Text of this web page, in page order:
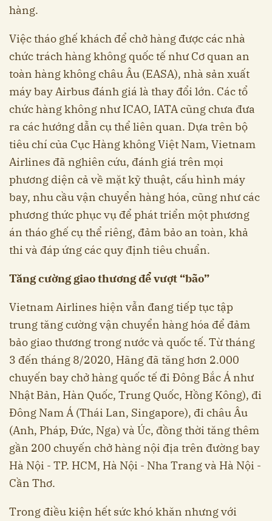
hàng.
Việc tháo ghế khách để chở hàng được các nhà
chức trách hàng không quốc tế như Cơ quan an
toàn hàng không châu Âu (EASA), nhà sản xuất
máy bay Airbus đánh giá là thay đổi lớn. Các tổ
chức hàng không như ICAO, IATA cũng chưa đưa
ra các hướng dẫn cụ thể liên quan. Dựa trên bộ
tiêu chí của Cục Hàng không Việt Nam, Vietnam
Airlines đã nghiên cứu, đánh giá trên mọi
phương diện cả về mặt kỹ thuật, cấu hình máy
bay, nhu cầu vận chuyển hàng hóa, cũng như các
phương thức phục vụ để phát triển một phương
án tháo ghế cụ thể riêng, đảm bảo an toàn, khả
thi và đáp ứng các quy định tiêu chuẩn.
Tăng cường giao thương để vượt “bão”
Vietnam Airlines hiện vẫn đang tiếp tục tập
trung tăng cường vận chuyển hàng hóa để đảm
bảo giao thương trong nước và quốc tế. Từ tháng
3 đến tháng 8/2020, Hãng đã tăng hơn 2.000
chuyến bay chở hàng quốc tế đi Đông Bắc Á như
Nhật Bản, Hàn Quốc, Trung Quốc, Hồng Kông), đi
Đông Nam Á (Thái Lan, Singapore), đi châu Âu
(Anh, Pháp, Đức, Nga) và Úc, đồng thời tăng thêm
gần 200 chuyến chở hàng nội địa trên đường bay
Hà Nội - TP. HCM, Hà Nội - Nha Trang và Hà Nội -
Cần Thơ.
Trong điều kiện hết sức khó khăn nhưng với